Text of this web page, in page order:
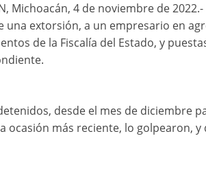
Michoacán, 4 de noviembre de
una extorsión, a un empresario en
de la Fiscalía del Estado, y
desde el mes de diciembre
ocasión más reciente, lo golpearon,